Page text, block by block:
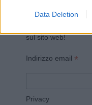
Data Deletion
Iscriviti alla
sul sito web!
Indirizzo email *
Privacy